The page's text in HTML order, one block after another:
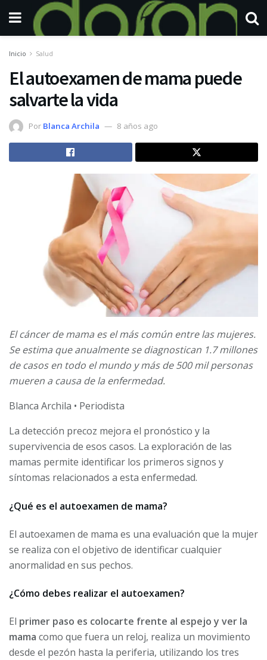
Inicio Salud
El autoexamen de mama puede
salvarte la vida
Por Blanca Archila 8 años ago
El cáncer de mama es el más común entre las mujeres.
Se estima que anualmente se diagnostican 1.7 millones
de casos en todo el mundo y más de 500 mil personas
mueren a causa de la enfermedad.
Blanca Archila • Periodista
La detección precoz mejora el pronóstico y la
supervivencia de esos casos. La exploración de las
mamas permite identificar los primeros signos y
síntomas relacionados a esta enfermedad.
¿Qué es el autoexamen de mama?
El autoexamen de mama es una evaluación que la mujer
se realiza con el objetivo de identificar cualquier
anormalidad en sus pechos.
¿Cómo debes realizar el autoexamen?
El primer paso es colocarte frente al espejo y ver la
mama como que fuera un reloj, realiza un movimiento
desde el pezón hasta la periferia, utilizando los tres